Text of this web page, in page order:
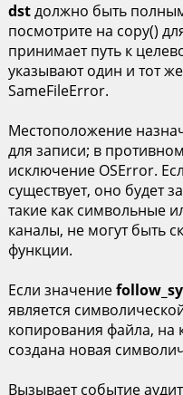
dstдолжно быть
посмотрите на copy()
принимает путь к
указывают один и тот
SameFileError.
Местоположение
для записи; в
исключение OSError.
существует, оно будет
такие как символьные
каналы, не могут быть
функции.
Если значение
является
копирования файла, на
создана новая
Вызывает событие